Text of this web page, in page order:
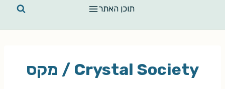
תוכן האתר
Crystal Society / מקס